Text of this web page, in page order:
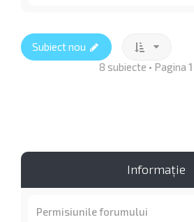
Subiect nou
8 subiecte • Pagina 1
Informaţie
Permisiunile forumului